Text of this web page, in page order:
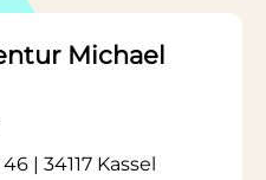
Michael
| 34117 Kassel